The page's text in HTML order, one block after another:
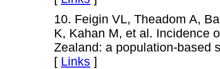
10. Feigin VL, Theadom A,
K, Kahan M, et al. Incidence
Zealand: a population-based
[ Links ]